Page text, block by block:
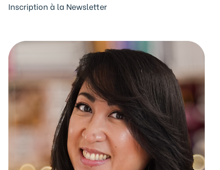
Inscription à la Newsletter